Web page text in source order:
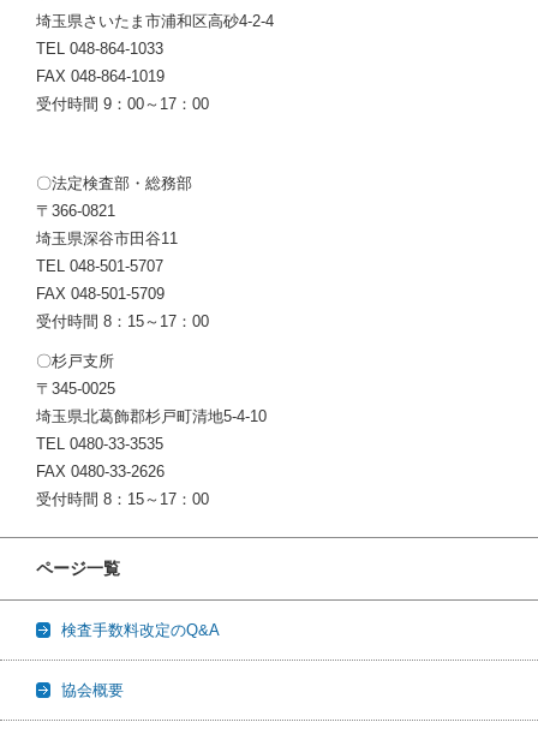
埼玉県さいたま市浦和区高砂4-2-4
TEL 048-864-1033
FAX 048-864-1019
受付時間 9：00～17：00
〇法定検査部・総務部
〒366-0821
埼玉県深谷市田谷11
TEL 048-501-5707
FAX 048-501-5709
受付時間 8：15～17：00
〇杉戸支所
〒345-0025
埼玉県北葛飾郡杉戸町清地5-4-10
TEL 0480-33-3535
FAX 0480-33-2626
受付時間 8：15～17：00
ページ一覧
検査手数料改定のQ&A
協会概要